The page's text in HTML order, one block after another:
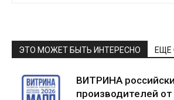
ЭТО МОЖЕТ БЫТЬ ИНТЕРЕСНО ЕЩЕ
ВИТРИНА
производителей